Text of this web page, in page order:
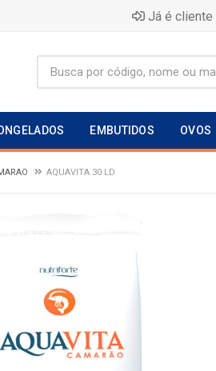
Já é cliente
EMBUTIDOS OVOS
AQUAVITA 30 LD